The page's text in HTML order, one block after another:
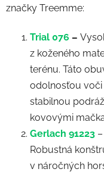
značky Treemme:
Trial 076 –
z koženého
terénu. Táto
odolnosťou voči
stabilnou
kovovými
Gerlach 91223
Robustná
v náročných